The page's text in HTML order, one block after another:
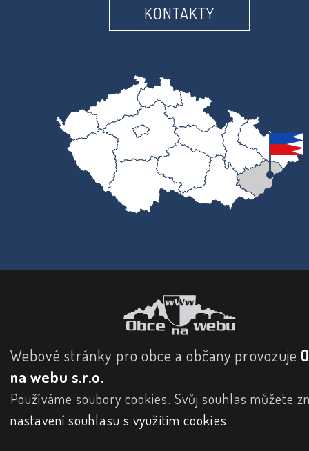
KONTAKTY
Webové stránky pro obce a občany provozuje
na webu s.r.o.
Používáme soubory cookies. Svůj souhlas můžete
nastavení souhlasu s využitím cookies.